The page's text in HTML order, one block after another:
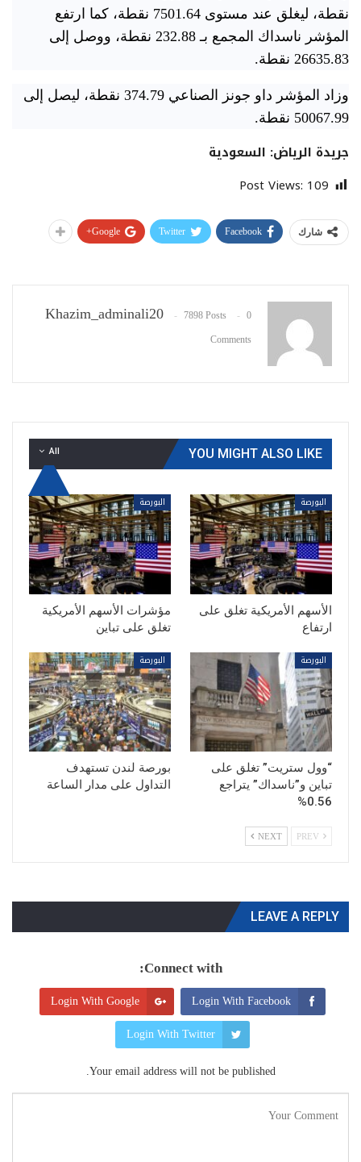
نقطة، ليغلق عند مستوى 7501.64 نقطة، كما ارتفع
المؤشر ناسداك المجمع بـ 232.88 نقطة، ووصل إلى
‌26635.83 نقطة.
وزاد المؤشر داو جونز الصناعي 374.79 نقطة، ليصل إلى
50067.99 نقطة.
جريدة الرياض: السعودية
Post Views: 109
شارك Facebook
Twitter
Google+
Khazim_adminali20 7898 Posts 0
Comments
All YOU MIGHT ALSO LIKE
البورصة
الأسهم الأمريكية تغلق على
ارتفاع
البورصة
مؤشرات الأسهم الأمريكية
تغلق على تباين
البورصة
“وول ستريت” تغلق على
تباين و”ناسداك” يتراجع
0.56%
البورصة
بورصة لندن تستهدف
التداول على مدار الساعة
NEXT
LEAVE A REPLY
Connect with:
Login With Facebook
Login With Google
Login With Twitter
Your email address will not be published.